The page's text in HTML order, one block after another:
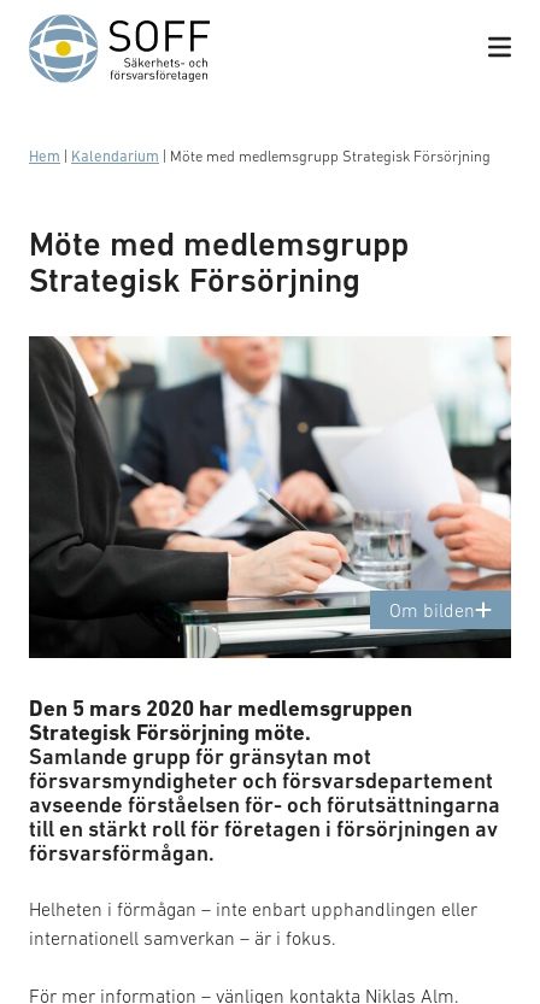
Hoppa till innehåll
Hem Kalendarium Möte med medlemsgrupp Strategisk Försörjning
Möte med medlemsgrupp
Strategisk Försörjning
Om bilden
Business meeting with work on contract
Den 5 mars 2020 har medlemsgruppen
Strategisk Försörjning möte.
Samlande grupp för gränsytan mot
försvarsmyndigheter och försvarsdepartement
avseende förståelsen för- och förutsättningarna
till en stärkt roll för företagen i försörjningen av
försvarsförmågan.
Helheten i förmågan – inte enbart upphandlingen eller
internationell samverkan – är i fokus.
För mer information – vänligen kontakta Niklas Alm.